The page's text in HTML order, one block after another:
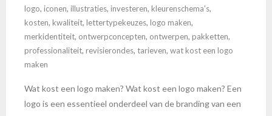
logo, iconen, illustraties, investeren, kleurenschema's,
kosten, kwaliteit, lettertypekeuzes, logo maken,
merkidentiteit, ontwerpconcepten, ontwerpen, pakketten,
professionaliteit, revisierondes, tarieven, wat kost een logo
maken
Wat kost een logo maken? Wat kost een logo maken? Een
logo is een essentieel onderdeel van de branding van een